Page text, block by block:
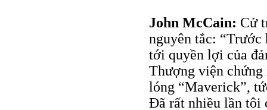
John McCain: Cử
nguyên tắc: “Trước
tới quyền lợi của
Thượng viện chứng
lóng “Maverick”,
Đã rất nhiều lần tôi